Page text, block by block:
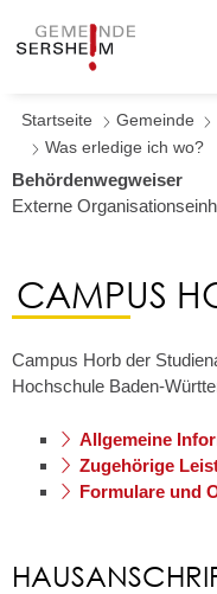
Startseite Gemeinde
Was erledige ich wo?
Behördenwegweiser
Externe
CAMPUS
Campus Horb der
Hochschule Baden-
Allgemeine
Zugehörige
Formulare und